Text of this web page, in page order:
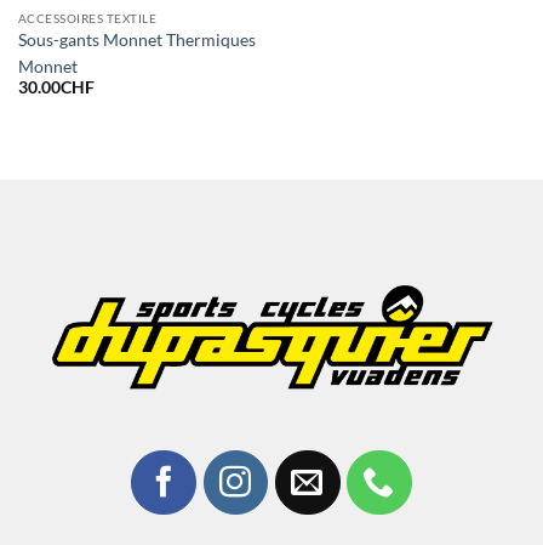
ACCESSOIRES TEXTILE
Sous-gants Monnet Thermiques
Monnet
30.00CHF